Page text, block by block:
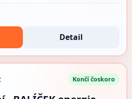
Detail
Končí čoskoro